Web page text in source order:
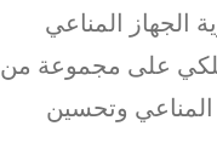
الجهاز المناعي
على مجموعة من
المناعي وتحسين